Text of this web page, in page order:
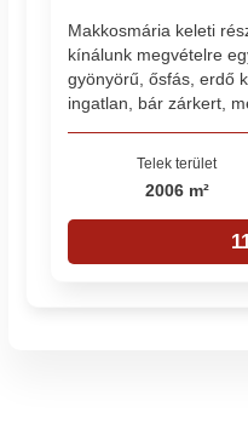
Makkosmária keleti
kínálunk megvételre
gyönyörű, ősfás, erdő
ingatlan, bár zárkert,
Telek terület
2006 m²